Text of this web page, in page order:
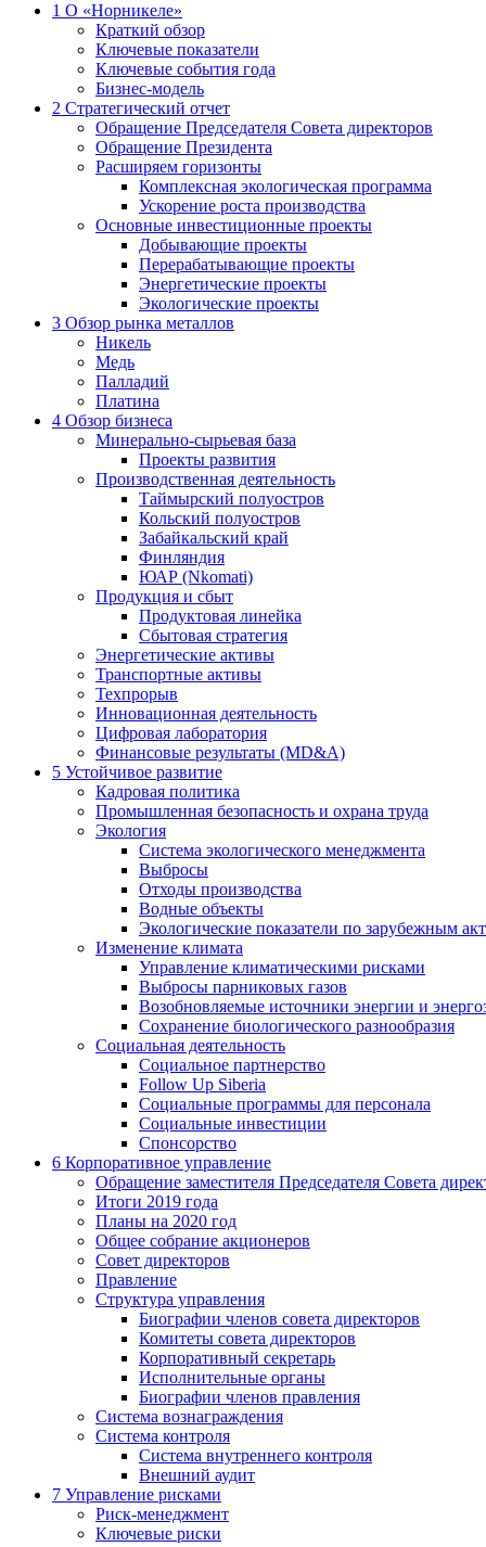
1 О «Норникеле»
Краткий обзор
Ключевые показатели
Ключевые события года
Бизнес-модель
2 Стратегический отчет
Обращение Председателя Совета директоров
Обращение Президента
Расширяем горизонты
Комплексная экологическая программа
Ускорение роста производства
Основные инвестиционные проекты
Добывающие проекты
Перерабатывающие проекты
Энергетические проекты
Экологические проекты
3 Обзор рынка металлов
Никель
Медь
Палладий
Платина
4 Обзор бизнеса
Минерально-сырьевая база
Проекты развития
Производственная деятельность
Таймырский полуостров
Кольский полуостров
Забайкальский край
Финляндия
ЮАР (Nkomati)
Продукция и сбыт
Продуктовая линейка
Сбытовая стратегия
Энергетические активы
Транспортные активы
Техпрорыв
Инновационная деятельность
Цифровая лаборатория
Финансовые результаты (MD&A)
5 Устойчивое развитие
Кадровая политика
Промышленная безопасность и охрана труда
Экология
Система экологического менеджмента
Выбросы
Отходы производства
Водные объекты
Экологические показатели по зарубежным
Изменение климата
Управление климатическими рисками
Выбросы парниковых газов
Возобновляемые источники энергии и
Сохранение биологического разнообразия
Социальная деятельность
Социальное партнерство
Follow Up Siberia
Социальные программы для персонала
Социальные инвестиции
Спонсорство
6 Корпоративное управление
Обращение заместителя Председателя Совета
Итоги 2019 года
Планы на 2020 год
Общее собрание акционеров
Совет директоров
Правление
Структура управления
Биографии членов совета директоров
Комитеты совета директоров
Корпоративный секретарь
Исполнительные органы
Биографии членов правления
Система вознаграждения
Система контроля
Система внутреннего контроля
Внешний аудит
7 Управление рисками
Риск-менеджмент
Ключевые риски